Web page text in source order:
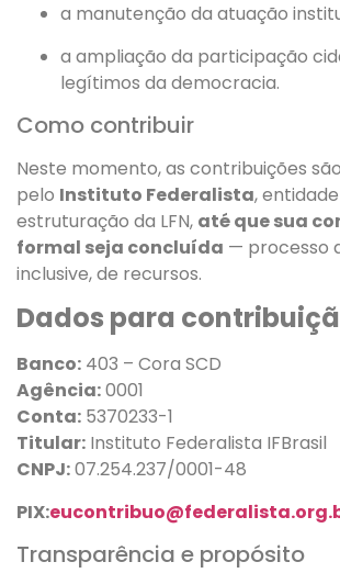
a manutenção da atuação
a ampliação da participação
legítimos da democracia.
Como contribuir
Neste momento, as contribuições
pelo Instituto Federalista,
estruturação da LFN, até que sua
formal seja concluída — processo
inclusive, de recursos.
Dados para
Banco: 403 – Cora SCD
Agência:0001
Conta: 5370233-1
Titular: Instituto Federalista IFBrasil
CNPJ:07.254.237/0001-48
PIX:
Transparência e propósito